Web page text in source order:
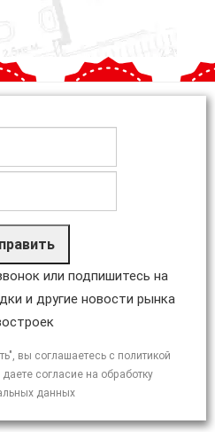
или подпишитесь на
и другие новости рынка
вы соглашаетесь с политикой
согласие на обработку
данных